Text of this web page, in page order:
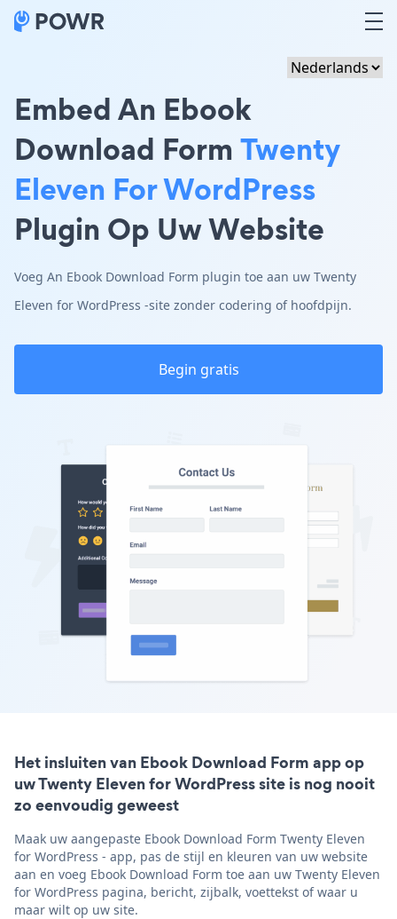
Embed An Ebook
Download Form Twenty
Eleven For WordPress
Plugin Op Uw Website
Voeg An Ebook Download Form plugin toe aan uw Twenty
Eleven for WordPress -site zonder codering of hoofdpijn.
Begin gratis
Het insluiten van Ebook Download Form app op
uw Twenty Eleven for WordPress site is nog nooit
zo eenvoudig geweest
Maak uw aangepaste Ebook Download Form Twenty Eleven
for WordPress - app, pas de stijl en kleuren van uw website
aan en voeg Ebook Download Form toe aan uw Twenty Eleven
for WordPress pagina, bericht, zijbalk, voettekst of waar u
maar wilt op uw site.